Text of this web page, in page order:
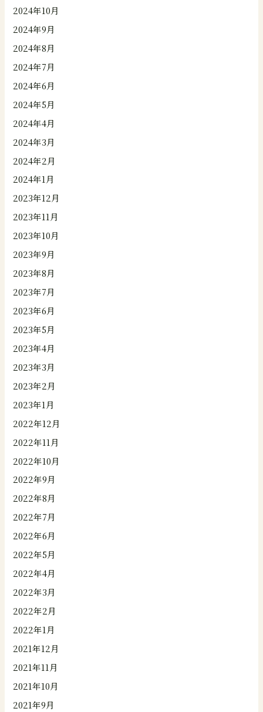
2024年10月
2024年9月
2024年8月
2024年7月
2024年6月
2024年5月
2024年4月
2024年3月
2024年2月
2024年1月
2023年12月
2023年11月
2023年10月
2023年9月
2023年8月
2023年7月
2023年6月
2023年5月
2023年4月
2023年3月
2023年2月
2023年1月
2022年12月
2022年11月
2022年10月
2022年9月
2022年8月
2022年7月
2022年6月
2022年5月
2022年4月
2022年3月
2022年2月
2022年1月
2021年12月
2021年11月
2021年10月
2021年9月